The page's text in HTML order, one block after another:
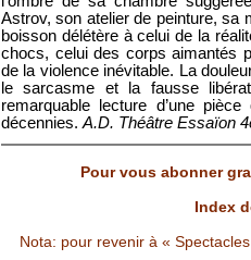
Astrov, son atelier de peinture, sa
boisson délétère à celui de la
chocs, celui des corps aimantés
de la violence inévitable. La
le sarcasme et la fausse
remarquable lecture d’une
décennies. A.D. Théâtre Essaïon
Pour vous abonner
Index
Nota: pour revenir à «